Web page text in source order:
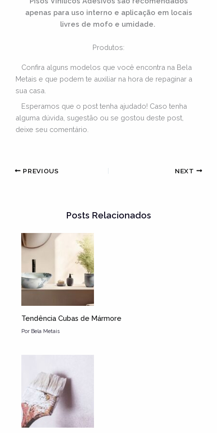
apenas para uso interno e aplicação em locais
livres de mofo e umidade.
Produtos:
Confira alguns modelos que você encontra na Bela
Metais e que podem te auxiliar na hora de repaginar a
sua casa.
Esperamos que o post tenha ajudado! Caso tenha
alguma dúvida, sugestão ou se gostou deste post,
deixe seu comentário.
PREVIOUS NEXT
Posts Relacionados
Tendência Cubas de Mármore
Por Bela Metais